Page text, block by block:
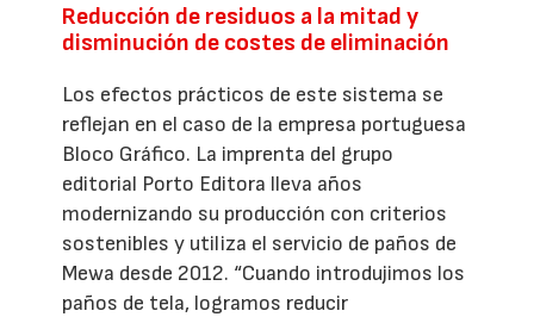
Reducción de residuos a la mitad y
disminución de costes de eliminación
Los efectos prácticos de este sistema se
reflejan en el caso de la empresa portuguesa
Bloco Gráfico. La imprenta del grupo
editorial Porto Editora lleva años
modernizando su producción con criterios
sostenibles y utiliza el servicio de paños de
Mewa desde 2012. “Cuando introdujimos los
paños de tela, logramos reducir